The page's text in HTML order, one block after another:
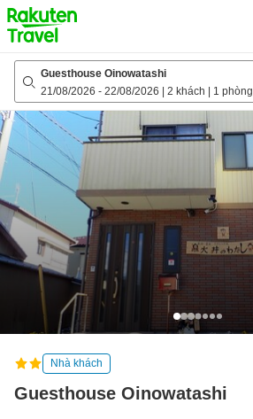
to
top
page
Guesthouse Oinowatashi
21/08/2026 - 22/08/2026 2 khách 1 phòng
Nhà khách
Guesthouse Oinowatashi